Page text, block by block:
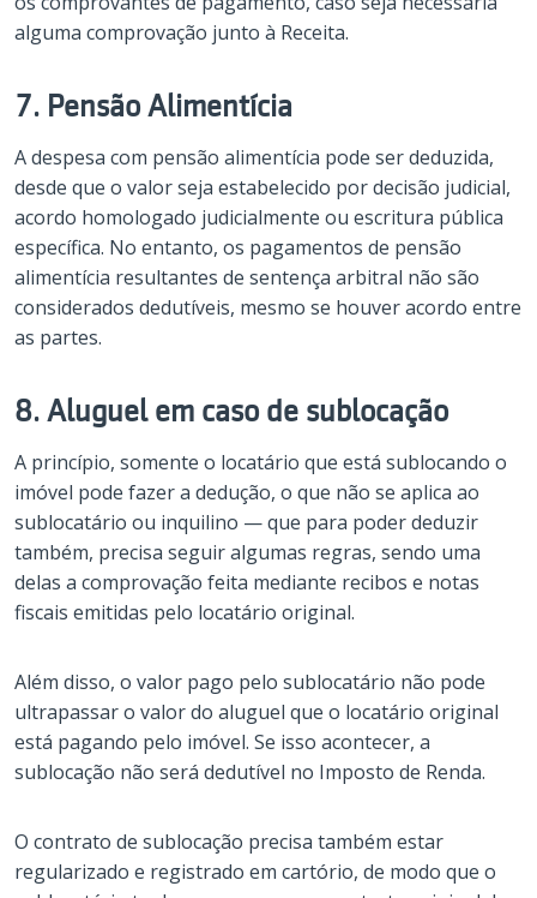
alguma comprovação junto à Receita.
7. Pensão Alimentícia
A despesa com pensão alimentícia pode ser deduzida,
desde que o valor seja estabelecido por decisão judicial,
acordo homologado judicialmente ou escritura pública
específica. No entanto, os pagamentos de pensão
alimentícia resultantes de sentença arbitral não são
considerados dedutíveis, mesmo se houver acordo entre
as partes.
8. Aluguel em caso de sublocação
A princípio, somente o locatário que está sublocando o
imóvel pode fazer a dedução, o que não se aplica ao
sublocatário ou inquilino — que para poder deduzir
também, precisa seguir algumas regras, sendo uma
delas a comprovação feita mediante recibos e notas
fiscais emitidas pelo locatário original.
Além disso, o valor pago pelo sublocatário não pode
ultrapassar o valor do aluguel que o locatário original
está pagando pelo imóvel. Se isso acontecer, a
sublocação não será dedutível no Imposto de Renda.
O contrato de sublocação precisa também estar
regularizado e registrado em cartório, de modo que o